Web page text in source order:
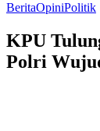
BeritaOpiniPolitik
KPU
Polri